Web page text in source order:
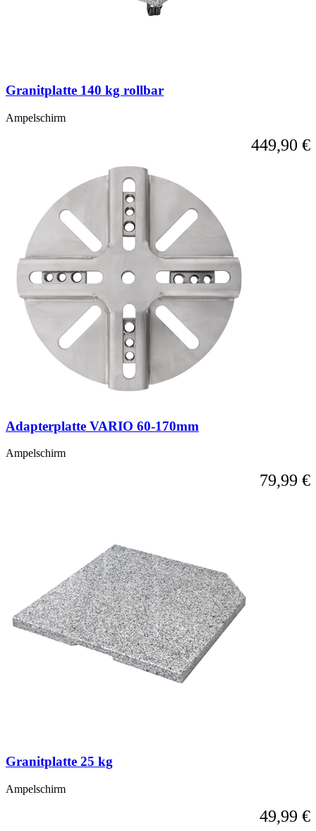
Navigation
die
Granitplatte 140 kg rollbar
Ampelschirm
449,90 €
Adapterplatte VARIO 60-170mm
Ampelschirm
79,99 €
Granitplatte 25 kg
Ampelschirm
49,99 €